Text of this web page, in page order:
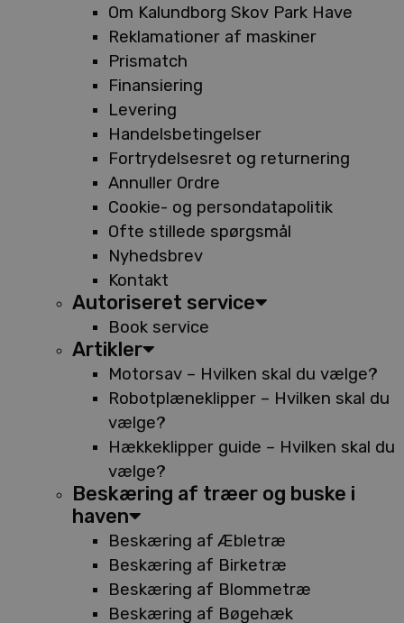
Om Kalundborg Skov Park Have
Reklamationer af maskiner
Prismatch
Finansiering
Levering
Handelsbetingelser
Fortrydelsesret og returnering
Annuller Ordre
Cookie- og persondatapolitik
Ofte stillede spørgsmål
Nyhedsbrev
Kontakt
Autoriseret service
Book service
Artikler
Motorsav – Hvilken skal du vælge?
Robotplæneklipper – Hvilken skal du
vælge?
Hækkeklipper guide – Hvilken skal du
vælge?
Beskæring af træer og buske i
haven
Beskæring af Æbletræ
Beskæring af Birketræ
Beskæring af Blommetræ
Beskæring af Bøgehæk